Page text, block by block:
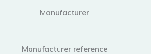
Manufacturer
Manufacturer reference